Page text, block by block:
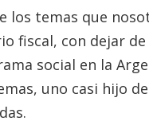
los temas que
fiscal, con dejar
social en la
uno casi hijo